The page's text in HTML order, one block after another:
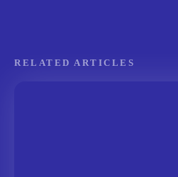
RELATED ARTICLES